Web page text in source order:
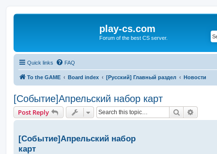
play-cs.com
Forum of the best CS server.
Quick links FAQ
To the GAME Board index [Русский] Главный раздел Новости
[Событие]Апрельский набор карт
Post Reply Search
[Событие]Апрельский набор
карт